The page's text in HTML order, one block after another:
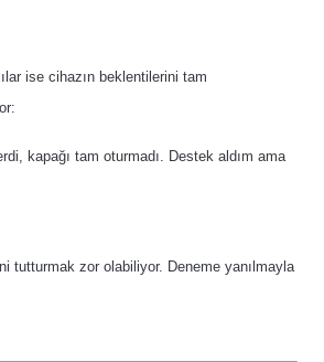
ise cihazın beklentilerini tam
kapağı tam oturmadı. Destek aldım ama
tutturmak zor olabiliyor. Deneme yanılmayla